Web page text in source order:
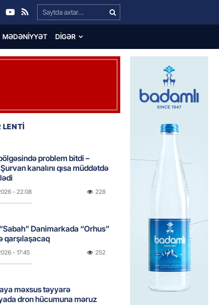
Search…
MƏDƏNIYYƏT DIGƏR
problem bitdi –
kanalını qısa müddətdə
- 22:08 228
Danimarkada “Orhus”
qarşılaşacaq
- 17:45 252
məxsus təyyarə
dron hücumuna məruz